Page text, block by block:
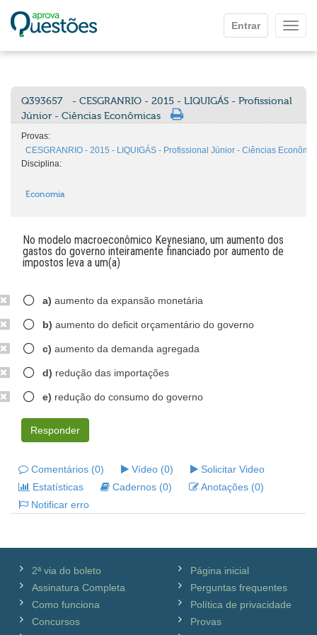
Entrar
Q393657
- CESGRANRIO - 2015 - LIQUIGÁS - Profissional
Júnior - Ciências Econômicas
Provas:
CESGRANRIO - 2015 - LIQUIGÁS - Profissional Júnior - Ciências
Disciplina:
Economia
No modelo macroeconômico Keynesiano, um aumento dos
gastos do governo inteiramente financiado por aumento de
impostos leva a um(a)
a) aumento da expansão monetária
b) aumento do deficit orçamentário do governo
c) aumento da demanda agregada
d) redução das importações
e) redução do consumo do governo
Responder
Comentários (0) Vídeo (0)
Solicitar Video
Estatísticas
Cadernos (0)
Anotações (0)
Notificar erro
2ª via do boleto
Assinatura Completa
Como funciona
Concursos
Página inicial
Perguntas frequentes
Política de privacidade
Provas